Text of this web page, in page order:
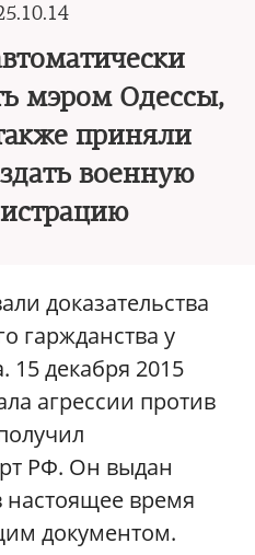
мэром Одессы,
приняли
военную
доказательства
гаржданства у
15 декабря 2015
агрессии против
РФ. Он выдан
настоящее время
документом.